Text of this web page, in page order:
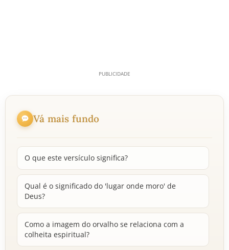
Vá mais fundo
O que este versículo significa?
Qual é o significado do 'lugar onde moro' de
Deus?
Como a imagem do orvalho se relaciona com a
colheita espiritual?